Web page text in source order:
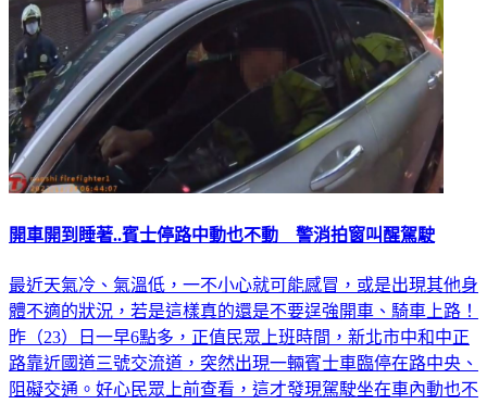
開車開到睡著..賓士停路中動也不動 警消拍窗叫醒駕駛
最近天氣冷、氣溫低，一不小心就可能感冒，或是出現其他身
體不適的狀況，若是這樣真的還是不要逞強開車、騎車上路！
昨（23）日一早6點多，正值民眾上班時間，新北市中和中正
路靠近國道三號交流道，突然出現一輛賓士車臨停在路中央、
阻礙交通。好心民眾上前查看，這才發現駕駛坐在車內動也不